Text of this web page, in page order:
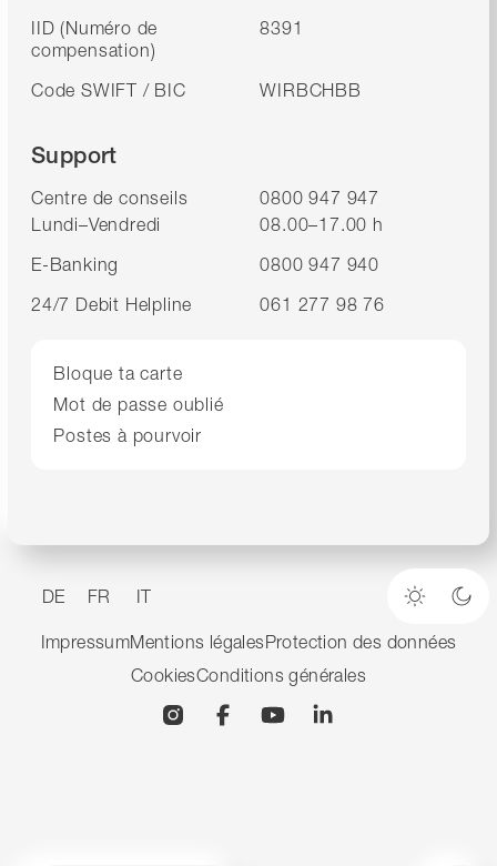
IID (Numéro de
compensation)
8391
Code SWIFT / BIC WIRBCHBB
Support
Centre de conseils
0800 947 947
Lundi–Vendredi
08.00–17.00 h
E-Banking
0800 947 940
24/7 Debit Helpline
061 277 98 76
Bloque ta carte
Mot de passe oublié
Postes à pourvoir
DE FR IT
Mode
ImpressumMentions légalesProtection des données
CookiesConditions générales
InstagramFacebookYouTube